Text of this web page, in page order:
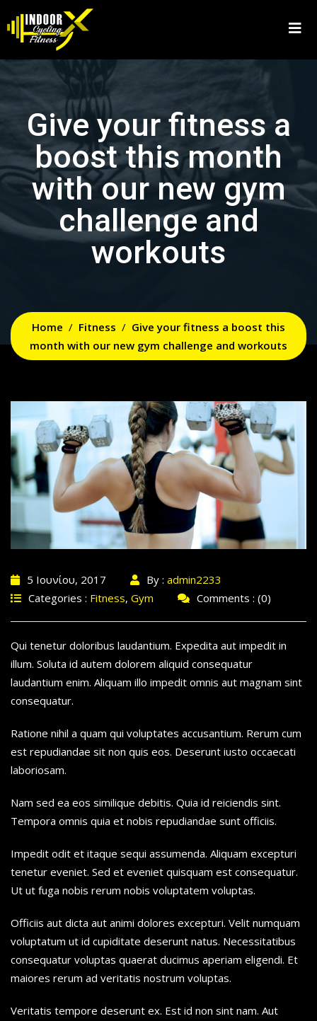
Give your fitness a
boost this month
with our new gym
challenge and
workouts
Home Fitness
Give your fitness a boost this
month with our new gym challenge and workouts
5 Ιουνίου, 2017 By : admin2233
Categories : Fitness, Gym Comments : (0)
Qui tenetur doloribus laudantium. Expedita aut impedit in
illum. Soluta id autem dolorem aliquid consequatur
laudantium enim. Aliquam illo impedit omnis aut magnam sint
consequatur.
Ratione nihil a quam qui voluptates accusantium. Rerum cum
est repudiandae sit non quis eos. Deserunt iusto occaecati
laboriosam.
Nam sed ea eos similique debitis. Quia id reiciendis sint.
Tempora omnis quia et nobis repudiandae sunt officiis.
Impedit odit et itaque sequi assumenda. Aliquam excepturi
tenetur eveniet. Sed et eveniet quisquam est consequatur.
Ut ut fuga nobis rerum nobis voluptatem voluptas.
Officiis aut dicta aut animi dolores excepturi. Velit numquam
voluptatum ut id cupiditate deserunt natus. Necessitatibus
consequatur voluptas quaerat ducimus aperiam eligendi. Et
maiores rerum ad veritatis nostrum voluptas.
Veritatis tempore deserunt ex. Est id non sint nam. Aut